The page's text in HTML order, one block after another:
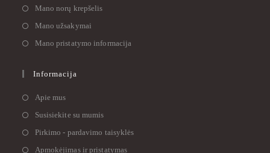
Mano norų krepšelis
Mano užsakymai
Mano pristatymo informacija
Informacija
Apie mus
Susisiekite su mumis
Pirkimo - pardavimo taisyklės
Apmokėjimas ir pristatymas